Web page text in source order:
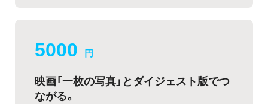
5000 円
映画「一枚の写真」とダイジェスト版でつ
ながる。